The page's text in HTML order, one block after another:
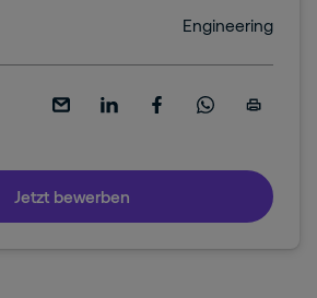
Engineering
Jetzt bewerben